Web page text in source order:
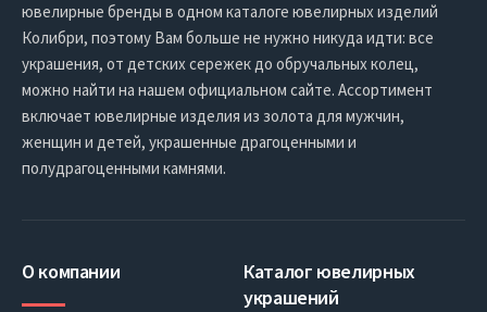
ювелирные бренды в одном каталоге ювелирных изделий
Колибри, поэтому Вам больше не нужно никуда идти: все
украшения, от детских сережек до обручальных колец,
можно найти на нашем официальном сайте. Ассортимент
включает ювелирные изделия из золота для мужчин,
женщин и детей, украшенные драгоценными и
полудрагоценными камнями.
О компании
Каталог ювелирных
украшений